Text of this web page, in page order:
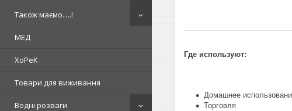
Також маємо.....!
МЕД
ХоРеК
Товари для виживання
Водні розваги
Где используют:
Домашнее
Торговля